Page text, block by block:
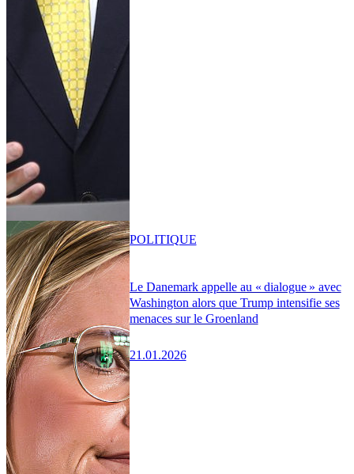
Le Danemark appelle au « dialogue » avec
Washington alors que Trump intensifie ses
menaces sur le Groenland
21.01.2026
POLITIQUE